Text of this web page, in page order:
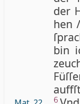
der
hen
bin
6